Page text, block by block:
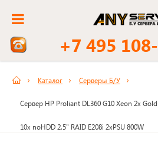
+7 495
Каталог Серверы Б/У
Сервер HP Proliant DL360 G10 Xeon 2x Gold
10x noHDD 2.5" RAID E208i 2xPSU 800W